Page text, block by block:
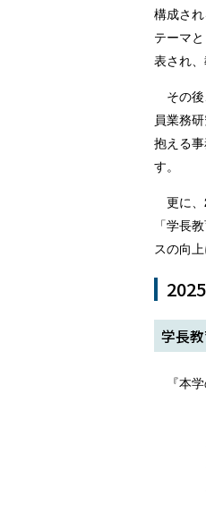
構成さ
テーマ
表され
その
員業務
抱える
す。
更に
「学長
スの向
学長
『本